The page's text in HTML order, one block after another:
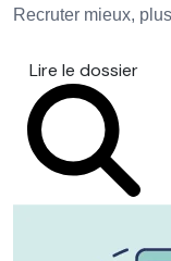
Recruter mieux,
Lire le dossier